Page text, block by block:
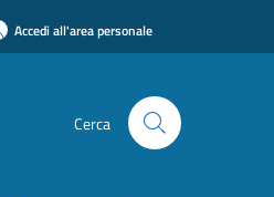
Accedi all'area personale
Cerca